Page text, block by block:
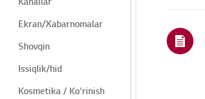
Ekran/Xabarnomalar
Shovqin
Issiqlik/hid
Kosmetika / Ko'rinish